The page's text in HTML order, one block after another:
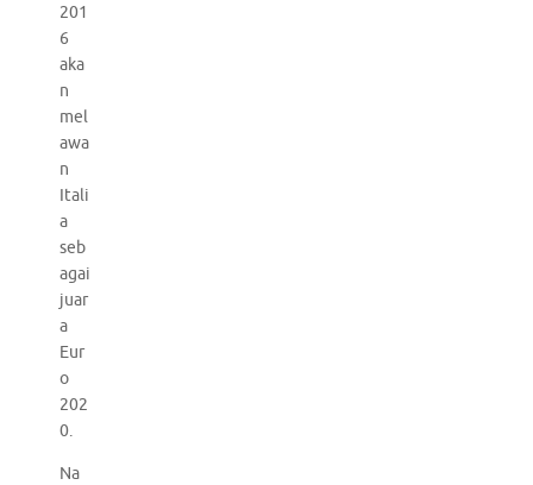
201
6
aka
n
mel
awa
n
Itali
a
seb
agai
juar
a
Eur
o
202
0.
Na